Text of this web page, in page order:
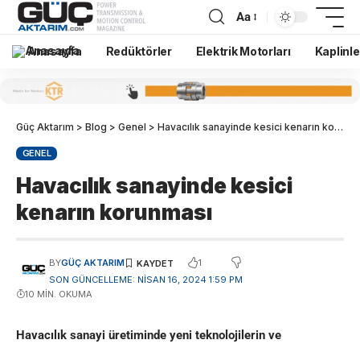
Aa
Anasayfa Redüktörler Elektrik Motorları
Güç Aktarım > Blog > Genel > Havacılık sanayinde kesici kenarın korunması
GENEL
Havacılık sanayinde kesici
kenarın korunması
SON GÜNCELLEME: NISAN 16, 2024 1:59 PM
BYGÜÇ AKTARIM 1
10 MIN. OKUMA
Havacı ı k sanayi üretiminde yeni teknolojilerin ve